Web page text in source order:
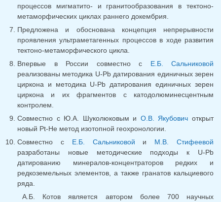
процессов мигматито- и гранитообразования в тектоно-
метаморфических циклах раннего докембрия.
Предложена и обоснована концепция непрерывности
проявления ультраметагенных процессов в ходе развития
тектоно-метаморфического цикла.
Впервые в России совместно с Е.Б. Сальниковой
реализованы методика U-Pb датирования единичных зерен
циркона и методика U-Pb датирования единичных зерен
циркона и их фрагментов с катодолюминесцентным
контролем.
Совместно с Ю.А. Шуколюковым и О.В. Якубович открыт
новый Pt-He метод изотопной геохронологии.
Совместно с Е.Б. Сальниковой и М.В. Стифеевой
разработаны новые методические подходы к U-Pb
датированию минералов-концентраторов редких и
редкоземельных элементов, а также гранатов кальциевого
ряда.
А.Б. Котов является автором более 700 научных